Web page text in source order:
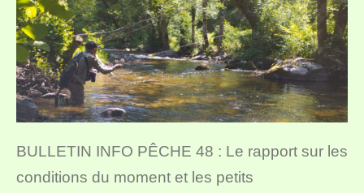
BULLETIN INFO PÊCHE 48 : Le rapport sur les
conditions du moment et les petits